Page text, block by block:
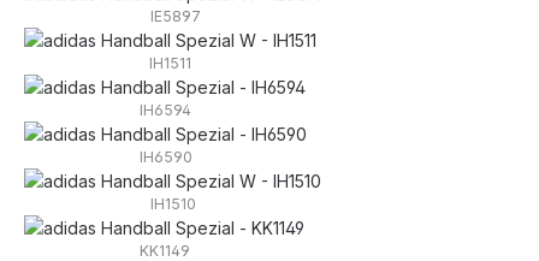
IE5897
IH1511
IH6594
IH6590
IH1510
KK1149